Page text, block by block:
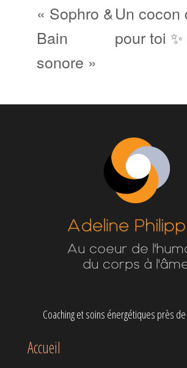
« Sophro &
Bain
sonore »
Un cocon
pour toi ✨
Coaching et soins énergétiques près
Accueil